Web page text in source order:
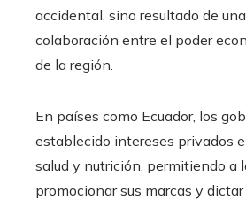
accidental, sino resultado de
colaboración entre el poder
de la región.
En países como Ecuador, los
establecido intereses privados
salud y nutrición, permitiendo a
promocionar sus marcas y